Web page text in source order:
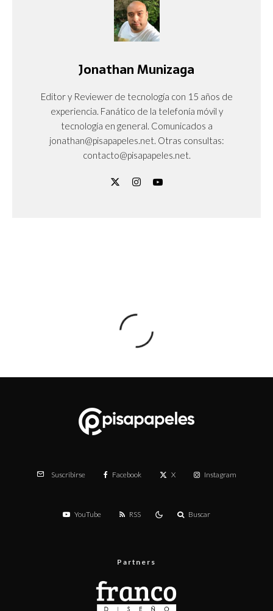
Jonathan Munizaga
Editor y Reviewer de tecnología con 15 años de
experiencia. Fanático de la telefonía móvil y
tecnología en general. Comunicados a
jonathan@pisapapeles.net. Otras consultas:
contacto@pisapapeles.net.
Suscribirse Facebook X Instagram
YouTube RSS Buscar
Partners